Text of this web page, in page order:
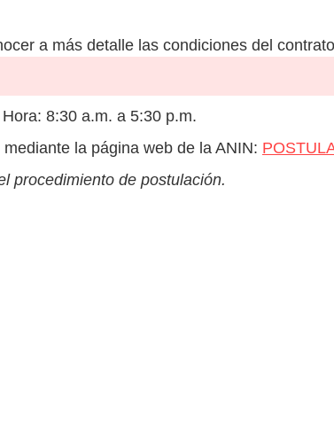
a más detalle las condiciones del
8:30 a.m. a 5:30 p.m.
la página web de la ANIN:
procedimiento de postulación.